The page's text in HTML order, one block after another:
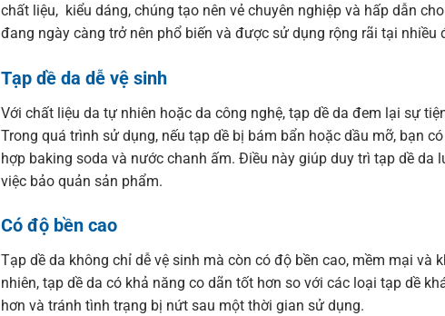
chất liệu, kiểu dáng, chúng tạo nên vẻ chuyên nghiệp và hấp dẫn
đang ngày càng trở nên phổ biến và được sử dụng rộng rãi tại
Tạp dề da dễ vệ sinh
Với chất liệu da tự nhiên hoặc da công nghệ, tạp dề da đem lại sự
Trong quá trình sử dụng, nếu tạp dề bị bám bẩn hoặc dầu mỡ, bạn
hợp baking soda và nước chanh ấm. Điều này giúp duy trì tạp dề
việc bảo quản sản phẩm.
Có độ bền cao
Tạp dề da không chỉ dễ vệ sinh mà còn có độ bền cao, mềm mại
nhiên, tạp dề da có khả năng co dãn tốt hơn so với các loại tạp dề
hơn và tránh tình trạng bị nứt sau một thời gian sử dụng.